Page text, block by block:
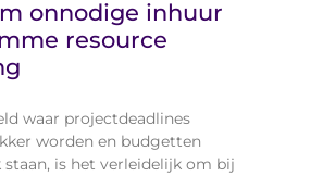
onnodige inhuur
resource
waar projectdeadlines
worden en budgetten
is het verleidelijk om bij